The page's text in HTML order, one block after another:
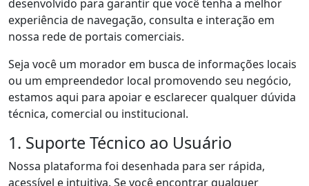
desenvolvido para garantir que você tenha a melhor
experiência de navegação, consulta e interação em
nossa rede de portais comerciais.
Seja você um morador em busca de informações locais
ou um empreendedor local promovendo seu negócio,
estamos aqui para apoiar e esclarecer qualquer dúvida
técnica, comercial ou institucional.
1. Suporte Técnico ao Usuário
Nossa plataforma foi desenhada para ser rápida,
acessível e intuitiva. Se você encontrar qualquer